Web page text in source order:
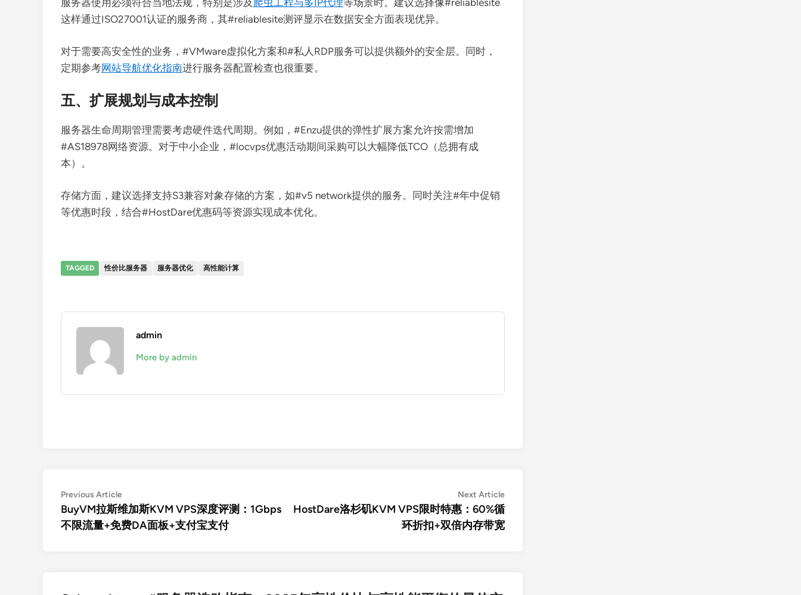
服务器使用必须符合当地法规，特别是涉及 爬虫工程与多IP代理等场景时。建议选择像#reliablesite
这样通过ISO27001认证的服务商，其#reliablesite测评显示在数据安全方面表现优异。
对于需要高安全性的业务，#VMware虚拟化方案和#私人RDP服务可以提供额外的安全层。同时，
定期参考网站导航优化指南进行服务器配置检查也很重要。
五、扩展规划与成本控制
服务器生命周期管理需要考虑硬件迭代周期。例如，#Enzu提供的弹性扩展方案允许按需增加
#AS18978网络资源。对于中小企业，#locvps优惠活动期间采购可以大幅降低TCO（总拥有成
本）。
存储方面，建议选择支持S3兼容对象存储的方案，如#v5 network提供的服务。同时关注#年中促销
等优惠时段，结合#HostDare优惠码等资源实现成本优化。
TAGGED 性价比服务器 服务器优化 高性能计算
admin
More by admin
文
章
导
Previous ArticlePrevious
article:
BuyVM拉斯维加斯KVM VPS深度评测：1Gbps
不限流量+免费DA面板+支付宝支付
Next ArticleNext
article:
HostDare洛杉矶KVM VPS限时特惠：60%循
环折扣+双倍内存带宽